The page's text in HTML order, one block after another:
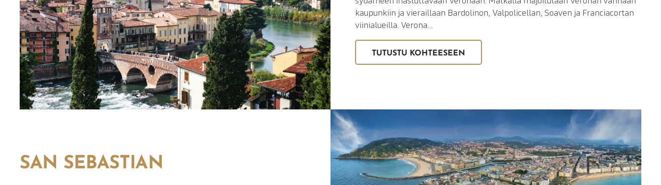
kaupunkiin ja vieraillaan Bardolinon, Valpolicellan, Soaven ja Franciacortan
viinialueilla. Verona…
TUTUSTU KOHTEESEEN
SAN SEBASTIAN